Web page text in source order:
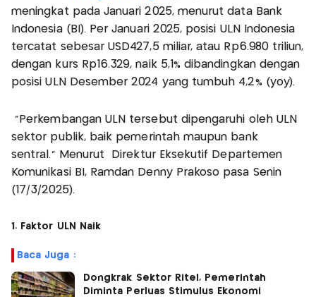
meningkat pada Januari 2025, menurut data Bank
Indonesia (BI). Per Januari 2025, posisi ULN Indonesia
tercatat sebesar USD427,5 miliar, atau Rp6.980 triliun,
dengan kurs Rp16.329, naik 5,1% dibandingkan dengan
posisi ULN Desember 2024 yang tumbuh 4,2% (yoy).
"Perkembangan ULN tersebut dipengaruhi oleh ULN
sektor publik, baik pemerintah maupun bank
sentral." Menurut Direktur Eksekutif Departemen
Komunikasi BI, Ramdan Denny Prakoso pasa Senin
(17/3/2025).
1. Faktor ULN Naik
Baca Juga :
Dongkrak Sektor Ritel, Pemerintah
Diminta Perluas Stimulus Ekonomi